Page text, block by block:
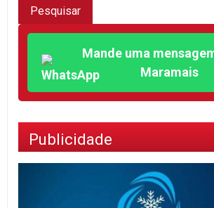
Mande uma
Maramais
Publicidade